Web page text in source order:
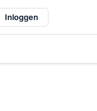
Inloggen